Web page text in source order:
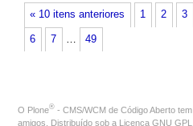
« 10 itens anteriores 1 2 3
6 7 … 49
O Plone® - CMS/WCM de Código Aberto tem
amigos. Distribuído sob a Licença GNU GPL